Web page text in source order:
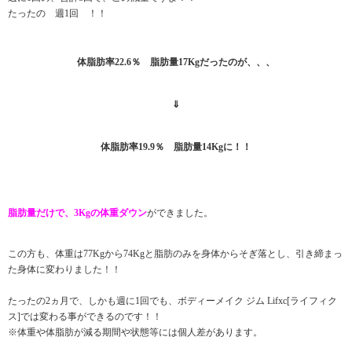
たったの 週1回 ！！
体脂肪率22.6％ 脂肪量17Kgだったのが、、、
⇓
体脂肪率19.9％ 脂肪量14Kgに！！
脂肪量だけで、3Kgの体重ダウンができました。
この方も、体重は77Kgから74Kgと脂肪のみを身体からそぎ落とし、引き締まっ
た身体に変わりました！！
たったの2ヵ月で、しかも週に1回でも、ボディーメイク ジム Lifxc[ライフィク
ス]では変わる事ができるのです！！
※体重や体脂肪が減る期間や状態等には個人差があります。